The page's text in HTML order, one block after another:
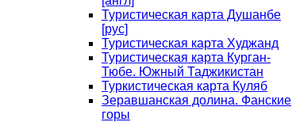
Туристическая карта Душанбе
[рус]
Туристическая карта Худжанд
Туристическая карта Курган-
Тюбе. Южный Таджикистан
Туркистическая карта Куляб
Зеравшанская долина. Фанские
горы